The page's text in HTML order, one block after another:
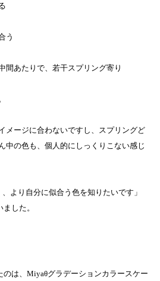
う
あたりで、若干スプリング寄り
メージに合わないですし、スプリングど
中の色も、個人的にしっくりこない感じ
より自分に似合う色を知りたいです」
した。
は、Miyaθグラデーションカラースケー